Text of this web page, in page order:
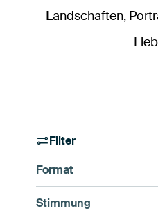
Landschaften,
Filter
Format
Stimmung